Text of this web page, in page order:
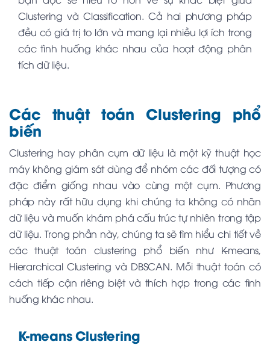
Clustering và Classification. Cả hai phương pháp
đều có giá trị to lớn và mang lại nhiều lợi ích trong
các tình huống khác nhau của hoạt động phân
tích dữ liệu.
Các thuật toán Clustering phổ
biến
Clustering hay phân cụm dữ liệu là một kỹ thuật học
máy không giám sát dùng để nhóm các đối tượng có
đặc điểm giống nhau vào cùng một cụm. Phương
pháp này rất hữu dụng khi chúng ta không có nhãn
dữ liệu và muốn khám phá cấu trúc tự nhiên trong tập
dữ liệu. Trong phần này, chúng ta sẽ tìm hiểu chi tiết về
các thuật toán clustering phổ biến như K-means,
Hierarchical Clustering và DBSCAN. Mỗi thuật toán có
cách tiếp cận riêng biệt và thích hợp trong các tình
huống khác nhau.
K-means Clustering